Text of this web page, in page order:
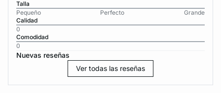
Talla
Pequeño
Perfecto
Grande
Calidad
0
Comodidad
0
Nuevas reseñas
Ver todas las reseñas